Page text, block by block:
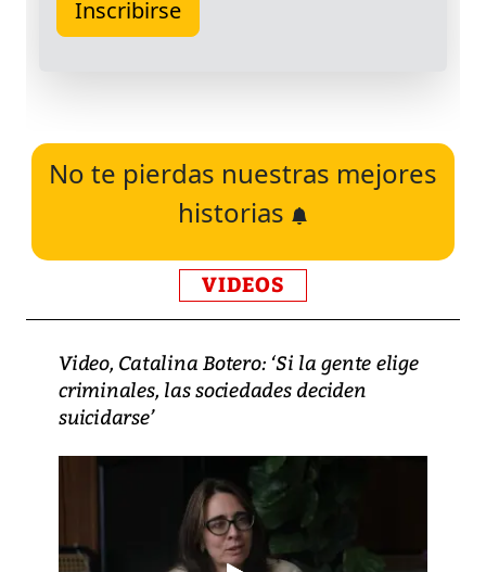
No te pierdas nuestras mejores
historias
VIDEOS
Video, Catalina Botero: ‘Si la gente elige
criminales, las sociedades deciden
suicidarse’